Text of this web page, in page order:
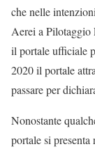
che nelle
Aerei a
il portale ufficiale
2020 il portale
passare per
Nonostante
portale si